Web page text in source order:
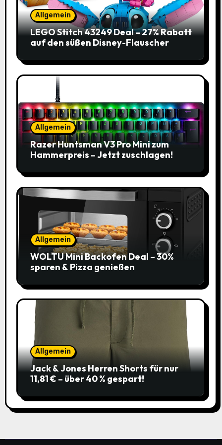
Allgemein
LEGO Stitch 43249 Deal – 27% Rabatt
auf den süßen Disney-Flauscher
Allgemein
Razer Huntsman V3 Pro Mini zum
Hammerpreis – Jetzt zuschlagen!
Allgemein
WOLTU Mini Backofen Deal – 30%
sparen & Pizza genießen
Allgemein
Jack & Jones Herren Shorts für nur
11,81 € – über 40 % gespart!